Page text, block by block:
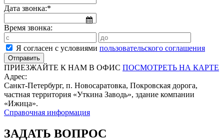
Дата звонка:*
Время звонка:
Я согласен с условиями пользовательского соглашения
ПРИЕЗЖАЙТЕ К НАМ В ОФИС ПОСМОТРЕТЬ НА КАРТЕ
Адрес:
Санкт-Петербург, п. Новосаратовка, Покровская дорога,
частная территория «Уткина Заводь», здание компании
«Ижица».
Справочная информация
ЗАДАТЬ ВОПРОС